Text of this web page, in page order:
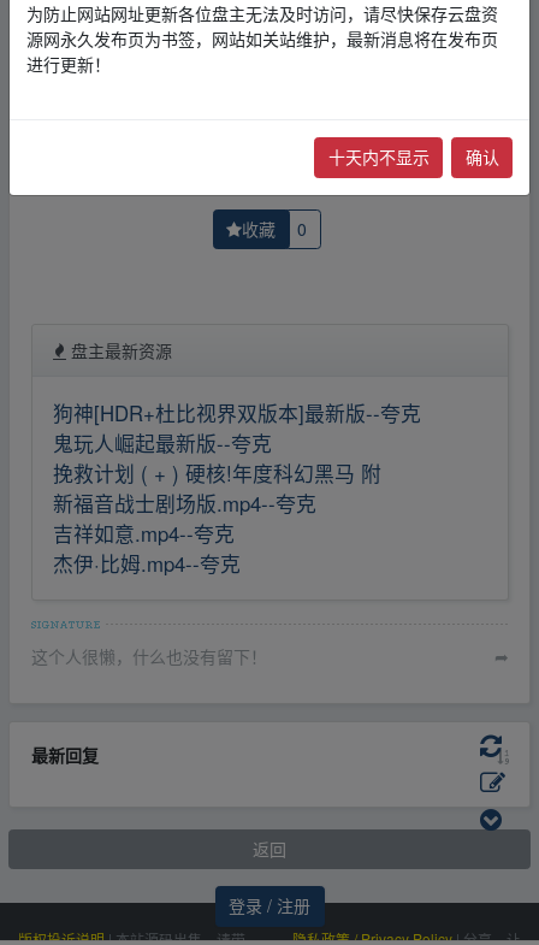
登录 / 注册
在侵权后，立即删除相关介绍帖子！
收藏 0
盘主最新资源
狗神[HDR+杜比视界双版本]最新版--夸克
鬼玩人崛起最新版--夸克
挽救计划 ( + ) 硬核!年度科幻黑马 附
新福音战士剧场版.mp4--夸克
吉祥如意.mp4--夸克
杰伊·比姆.mp4--夸克
这个人很懒，什么也没有留下！ ➦
最新回复
返回
版权投诉说明|本站源码出售，请带 隐私政策 / Privacy Policy|分享，让
为防止网站网址更新各位盘主无法及时访问，请尽快保存云盘资
源网永久发布页为书签，网站如关站维护，最新消息将在发布页
进行更新！
十天内不显示 确认